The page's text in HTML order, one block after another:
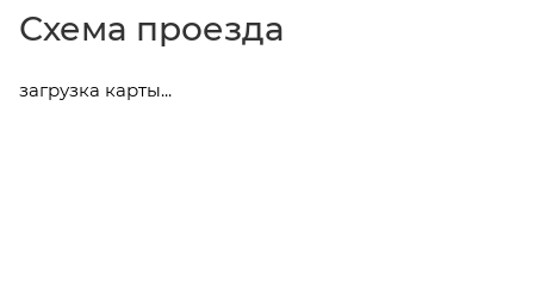
Схема проезда
загрузка карты...